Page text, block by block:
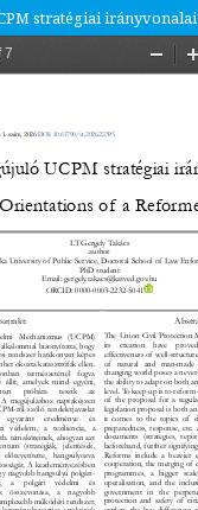
stratégiai irányvonalai